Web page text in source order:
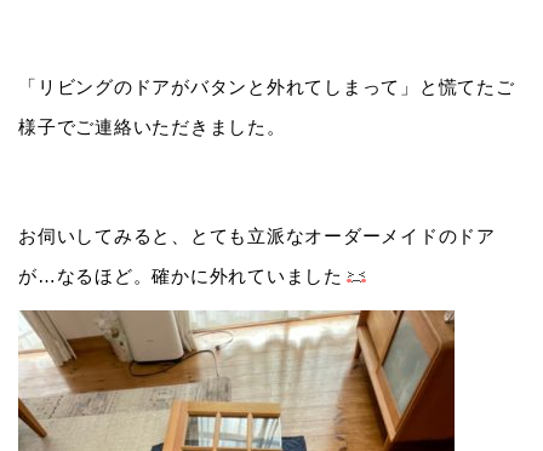
「リビングのドアがバタンと外れてしまって」と慌てたご
様子でご連絡いただきました。
お伺いしてみると、とても立派なオーダーメイドのドア
が…なるほど。確かに外れていました